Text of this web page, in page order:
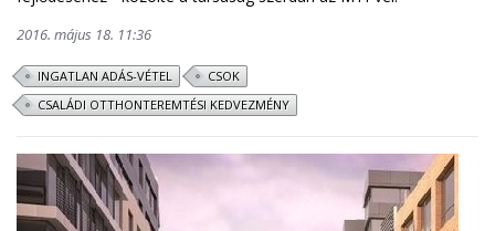
2016. május 18. 11:36
INGATLAN ADÁS-VÉTEL
CSOK
CSALÁDI OTTHONTEREMTÉSI KEDVEZMÉNY